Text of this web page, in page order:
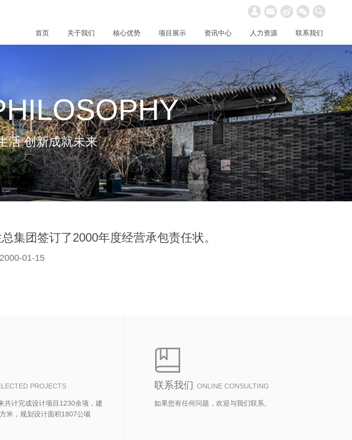
首页 关于我们 核心优势 项目展示 资讯中心 人力资源 联系我们
活 创新成就未来
集团签订了2000年度经营承包责任状。
2000-01-15
PROJECTS
共计完成设计项目1230余项，建
米，规划设计面积1807公顷
联系我们 ONLINE CONSULTING
如果您有任何问题，欢迎与我们联系。